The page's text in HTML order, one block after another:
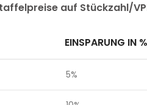
auf Stückzahl/
EINSPARUNG IN %
5%